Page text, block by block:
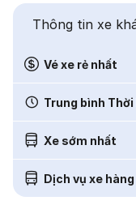
Thông tin xe
Vé xe rẻ nhất
Trung bình
Xe sớm nhất
Dịch vụ xe